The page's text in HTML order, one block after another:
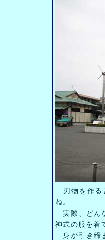
刃物を作る
ね。
実際、どん
神式の服を着
身が引き締